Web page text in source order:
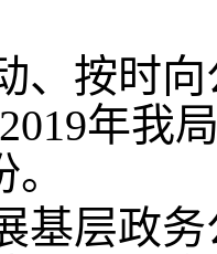
、按时
年我
基层政